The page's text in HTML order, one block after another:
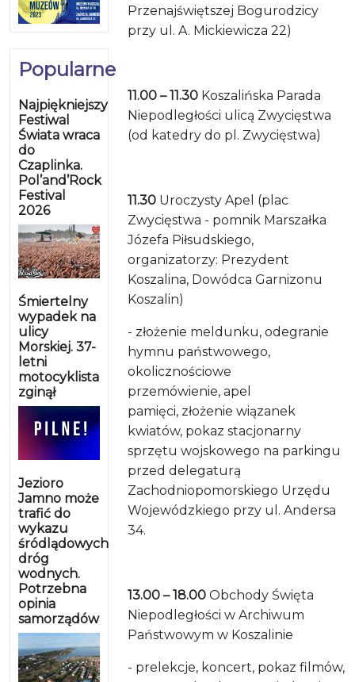
Popularne
Najpiękniejszy
Festiwal
Świata wraca
do
Czaplinka.
Pol’and’Rock
Festival
2026
Śmiertelny
wypadek na
ulicy
Morskiej. 37-
letni
motocyklista
zginął
Jezioro
Jamno może
trafić do
wykazu
śródlądowych
dróg
wodnych.
Potrzebna
opinia
samorządów
Przenajświętszej Bogurodzicy
przy ul. A. Mickiewicza 22)
11.00 – 11.30 Koszalińska Parada
Niepodległości ulicą Zwycięstwa
(od katedry do pl. Zwycięstwa)
11.30 Uroczysty Apel (plac
Zwycięstwa - pomnik Marszałka
Józefa Piłsudskiego,
organizatorzy: Prezydent
Koszalina, Dowódca Garnizonu
Koszalin)
- złożenie meldunku, odegranie
hymnu państwowego,
okolicznościowe
przemówienie, apel
pamięci, złożenie wiązanek
kwiatów, pokaz stacjonarny
sprzętu wojskowego na parkingu
przed delegaturą
Zachodniopomorskiego Urzędu
Wojewódzkiego przy ul. Andersa
34.
13.00 – 18.00 Obchody Święta
Niepodległości w Archiwum
Państwowym w Koszalinie
- prelekcje, koncert, pokaz filmów,